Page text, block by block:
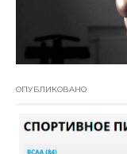
ОПУБЛИКОВАНО